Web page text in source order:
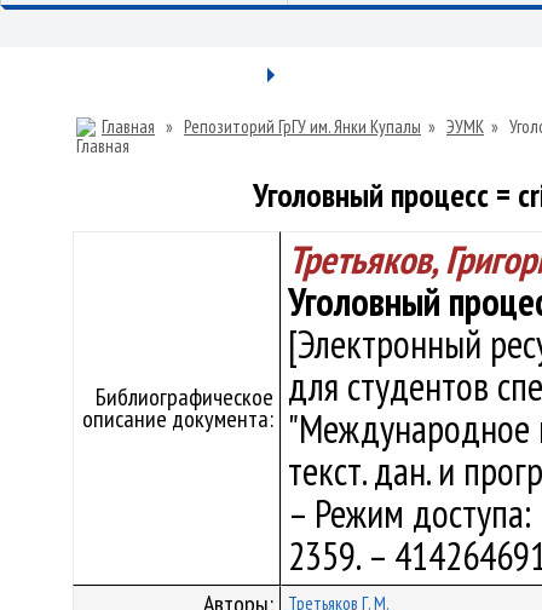
Главная » Репозиторий ГрГУ им. Янки Купалы » ЭУМК »
Уголовный процесс =
Библиографическое
описание документа:
Третьяков,
Уголовный
[Электронный
для студентов
"Международное
текст. дан. и
– Режим
2359. –
Третьяков Г. М.